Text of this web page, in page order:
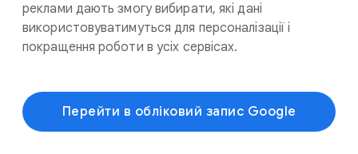
реклами дають змогу вибирати, які дані
використовуватимуться для персоналізації і
покращення роботи в усіх сервісах.
Перейти в обліковий запис Google